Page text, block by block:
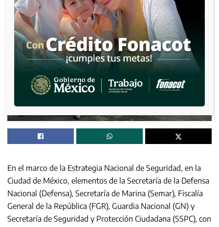
porMEXICO COMUNICA 2025-03-22
En el marco de la Estrategia Nacional de Seguridad, en la
Ciudad de México, elementos de la Secretaría de la Defensa
Nacional (Defensa), Secretaría de Marina (Semar), Fiscalía
General de la República (FGR), Guardia Nacional (GN) y
Secretaría de Seguridad y Protección Ciudadana (SSPC), con